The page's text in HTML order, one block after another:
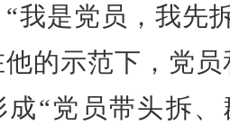
我是党员，我先
的示范下，党
成“党员带头拆